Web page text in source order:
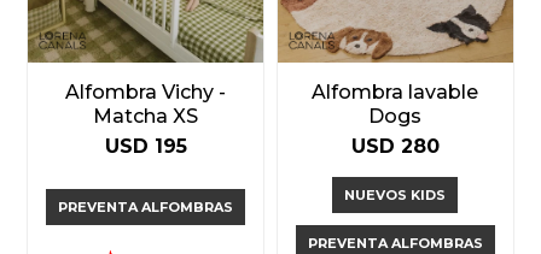
Alfombra Vichy -
Matcha XS
USD 195
PREVENTA ALFOMBRAS
Alfombra lavable
Dogs
USD 280
NUEVOS KIDS
PREVENTA ALFOMBRAS